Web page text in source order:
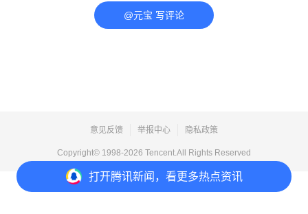
打开腾讯新闻，看更多热点资讯
@元宝 写评论
意见反馈 举报中心 隐私政策
Copyright© 1998-2026 Tencent.All Rights Reserved